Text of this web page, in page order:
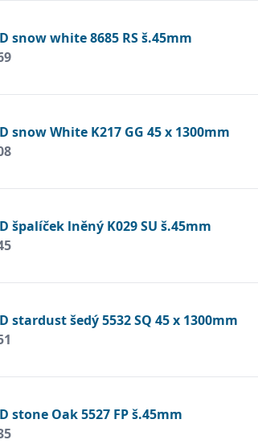
snow white 8685 RS š.45mm
snow White K217 GG 45 x 1300mm
špalíček lněný K029 SU š.45mm
stardust šedý 5532 SQ 45 x 1300mm
stone Oak 5527 FP š.45mm